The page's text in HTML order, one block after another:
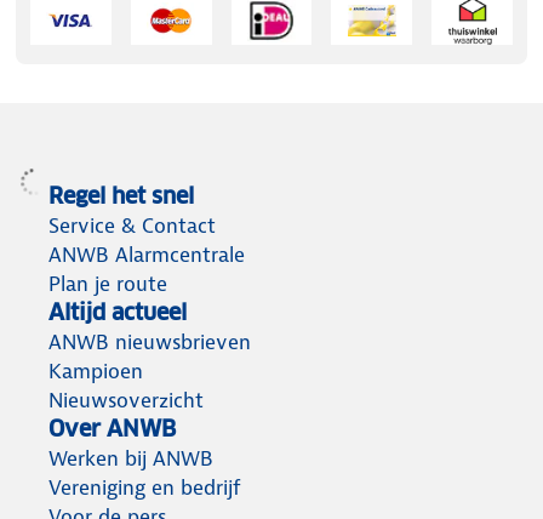
Regel het snel
Service & Contact
ANWB Alarmcentrale
Plan je route
Altijd actueel
ANWB nieuwsbrieven
Kampioen
Nieuwsoverzicht
Over ANWB
Werken bij ANWB
Vereniging en bedrijf